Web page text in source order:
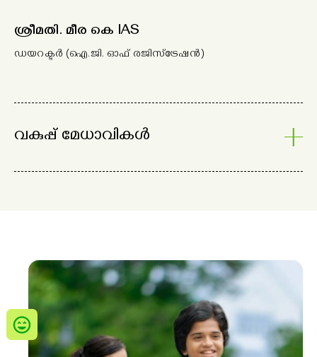
ശ്രീമതി. മീര കെ IAS
ഡയറക്ടർ (ഐ.ജി. ഓഫ് രജിസ്ട്രേഷൻ)
വകുപ്പ് മേധാവികൾ
ശ്രീ. ശ്രീകുമാർ. പി
ജനറൽ മാനേജർ
ബിസിനസ് വിഭാഗം